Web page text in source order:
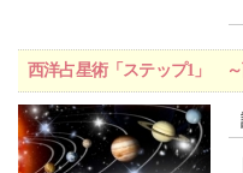
西洋占星術「ステップ1」